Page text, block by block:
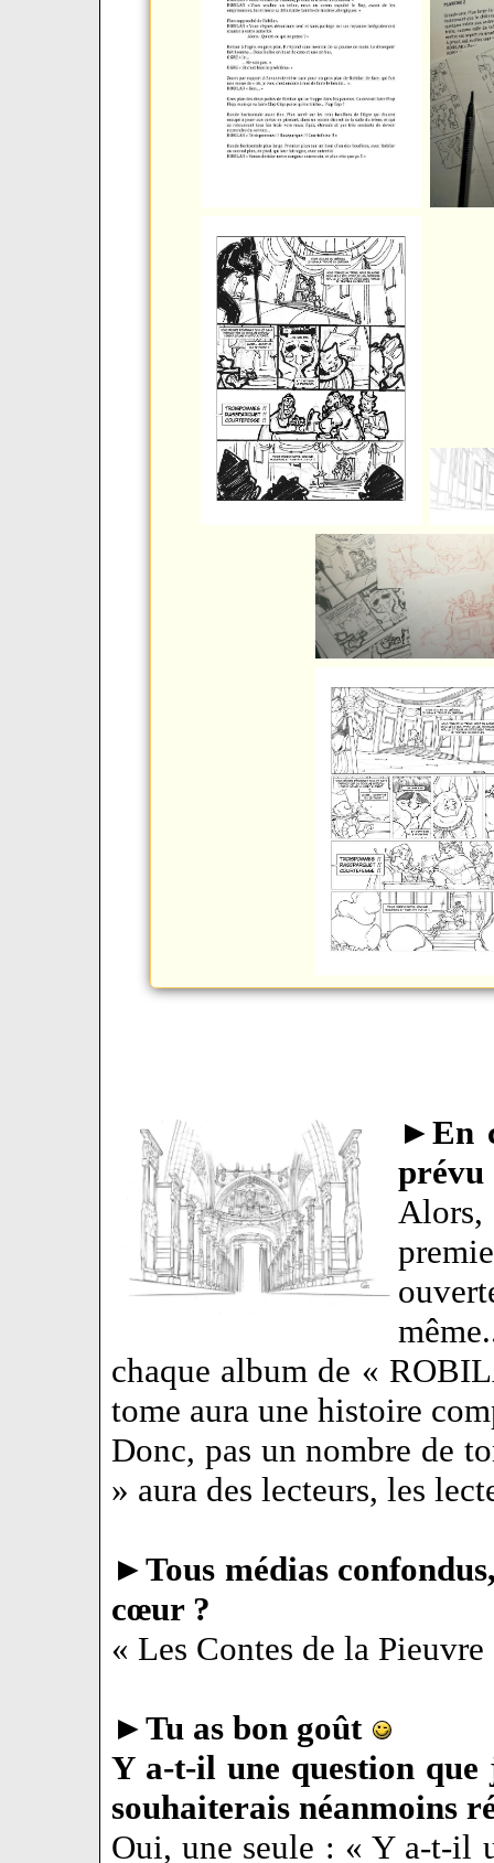
►En
prévu
chaque album de «
tome aura une histoire
Donc, pas un nombre de
» aura des lecteurs, les
►Tous médias
cœur ?
« Les Contes de la Pieuvre
►Tu as bon goût
Y a-t-il une question que
souhaiterais néanmoins
Oui, une seule : « Y a-t-il